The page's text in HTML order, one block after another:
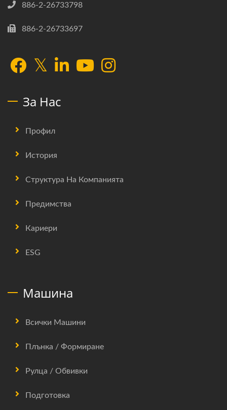
886-2-26733798
886-2-26733697
За Нас
Профил
История
Структура На Компанията
Предимства
Кариери
ESG
Машина
Всички Машини
Плънка / Формиране
Рулца / Обвивки
Подготовка